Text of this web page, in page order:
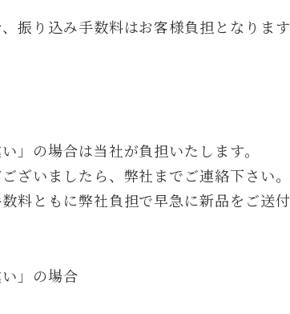
振り込み手数料はお客様負担となりま
」の場合は当社が負担いたします。
ざいましたら、弊社までご連絡下さい。
料ともに弊社負担で早急に新品をご送
」の場合